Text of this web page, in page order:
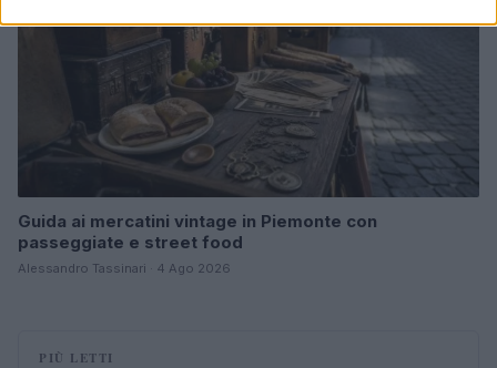
Guida ai mercatini vintage in Piemonte con
passeggiate e street food
Alessandro Tassinari · 4 Ago 2026
PIÙ LETTI